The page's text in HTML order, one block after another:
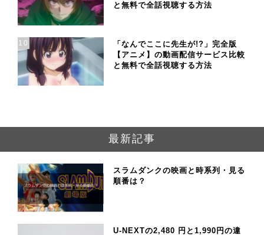
と無料で全話視聴する方法
10
「なんでここに先生が!?」完全版
【アニメ】の動画配信サービス比較
と無料で全話視聴する方法
最新記事
スラムダンクの映画と時系列・見る
順番は？
U-NEXTの2,480 円と1,990円の違